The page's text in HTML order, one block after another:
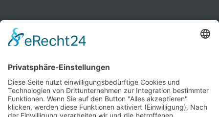
Ihr Warenkorb ist leer.